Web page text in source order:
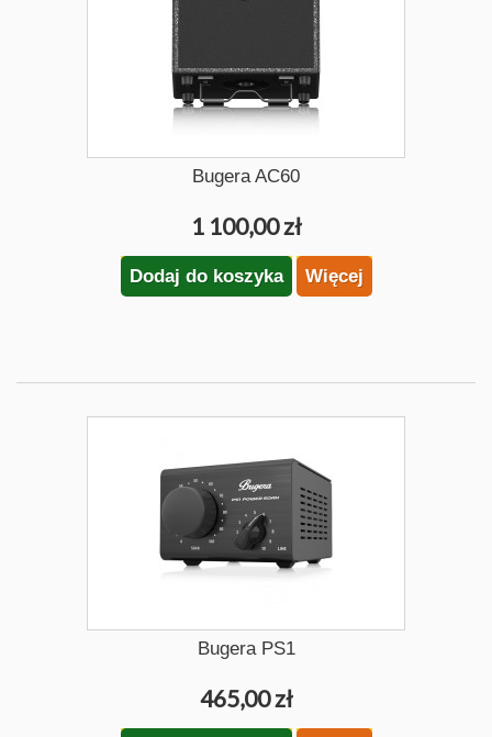
Bugera AC60
1 100,00 zł
Dodaj do koszyka Więcej
Bugera PS1
465,00 zł